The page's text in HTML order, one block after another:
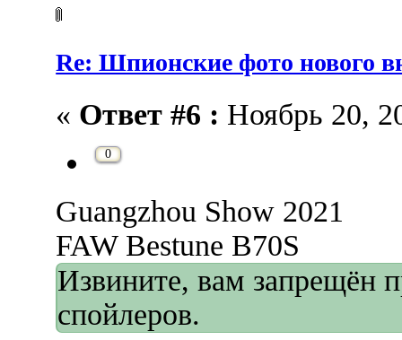
Re: Шпионские фото нового
« Ответ #6 : Ноябрь 20,
0
Guangzhou Show 2021
FAW Bestune B70S
Извините, вам запрещён
спойлеров.